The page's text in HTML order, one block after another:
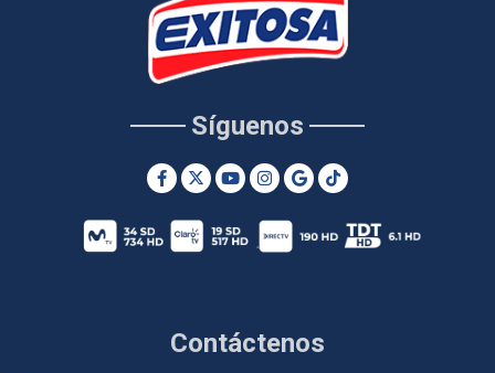
Contáctenos
Síguenos